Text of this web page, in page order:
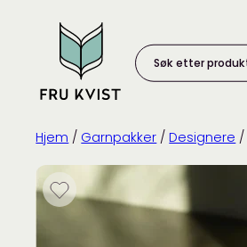
content
etter
produkt:
Hjem / Garnpakker / Designere /